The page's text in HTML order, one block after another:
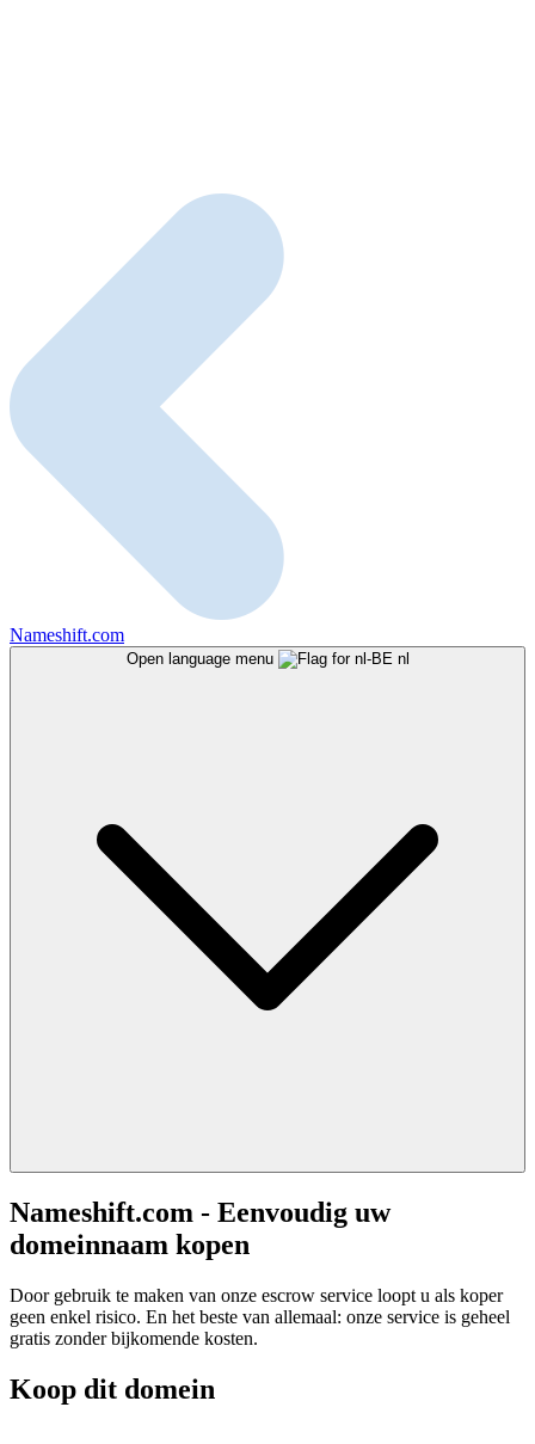
Nameshift.com
Open language menu nl
Nameshift.com - Eenvoudig uw
domeinnaam kopen
Door gebruik te maken van onze escrow service loopt u als koper
geen enkel risico. En het beste van allemaal: onze service is geheel
gratis zonder bijkomende kosten.
Koop dit domein